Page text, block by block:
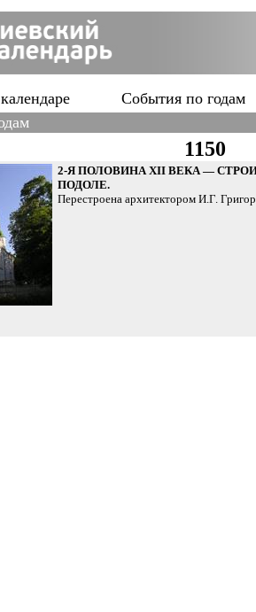
События по годам
1150
2-Я ПОЛОВИНА XII ВЕКА —
ПОДОЛЕ.
Перестроена архитектором И.Г.